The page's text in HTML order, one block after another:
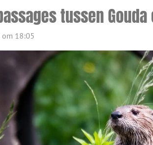
tussen Gouda
18:05